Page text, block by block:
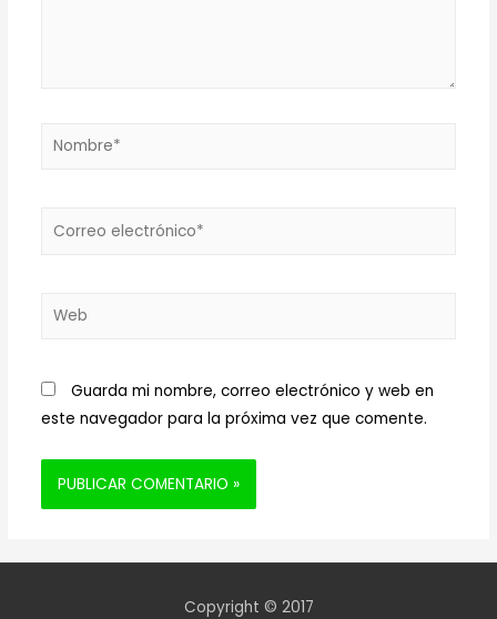
Nombre*
Correo
Web
Guarda mi nombre, correo electrónico y web en
este navegador para la próxima vez que comente.
Copyright © 2017